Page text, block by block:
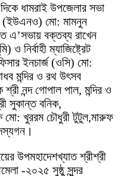
ধামরাই উপজেলার সভা
(ইউএনও) মো: মামনুন
এ’সভায় বক্তব্য রাখেন
নির্বাহী ম্যাজিষ্ট্রেট
ইনচার্জ (ওসি) মো:
মন্দির ও রথ উৎসব
নন্দ গোপাল পাল, মন্দির ও
সুকান্ত বনিক,
মো: খুররম চৌধুরী টুটুল,মারুফ
উপমহাদেশখ্যাত শ্রীশ্রী
-২০২৫ সুষ্ঠু সুন্দর